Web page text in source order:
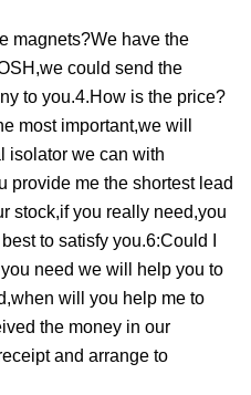
magnets?We have the
could send the
to you.4.How is the price?
most important,we will
isolator we can with
provide me the shortest lead
stock,if you really need,you
to satisfy you.6:Could I
need we will help you to
will you help me to
the money in our
and arrange to